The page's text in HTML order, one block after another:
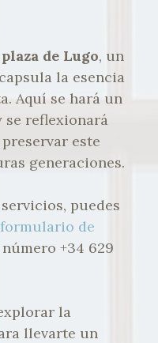
plaza de Lugo, un
la esencia
Aquí se hará un
reflexionará
este
generaciones.
puedes
formulario de
+34 629
la
llevarte un